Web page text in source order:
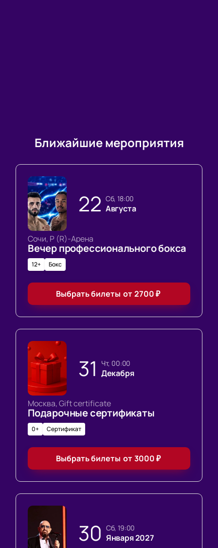
Ближайшие мероприятия
22 сб, 18:00
Августа
Сочи, Р (R)-Арена
Вечер профессионального бокса
12+ Бокс
Выбрать билеты от2700₽
31 чт, 00:00
Декабря
Москва, Gift certificate
Подарочные сертификаты
0+ Сертификат
Выбрать билеты от 3000₽
30 сб, 19:00
Января 2027